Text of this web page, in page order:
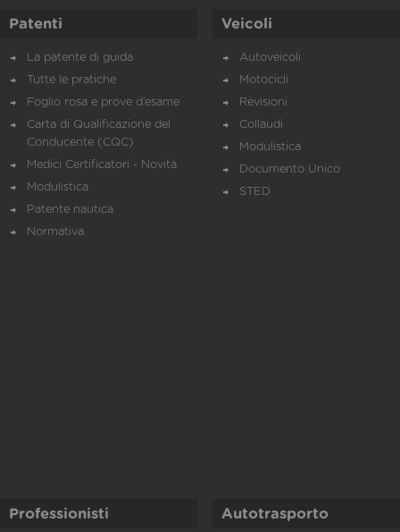
Patenti
La patente di guida
Tutte le pratiche
Foglio rosa e prove d’esame
Carta di Qualificazione del
Conducente (CQC)
Medici Certificatori - Novità
Modulistica
Patente nautica
Normativa
Veicoli
Autoveicoli
Motocicli
Revisioni
Collaudi
Modulistica
Documento Unico
STED
Professionisti Autotrasporto